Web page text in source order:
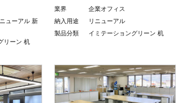
ューアル 新
リーン 机
業界
企業オフィス
納入用途
リニューアル
製品分類
イミテーショングリーン 机